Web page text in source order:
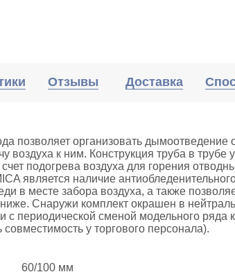
Отзывы Доставка
позволяет организовать дымоотведение
воздуха к ним. Конструкция труба в
подогрева воздуха для горения
является наличие
в месте забора воздуха, а также
Снаружи комплект окрашен в
с периодической сменой модельного ряда
у торгового персонала).
60/100 мм